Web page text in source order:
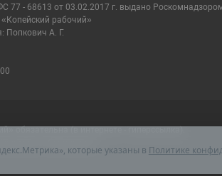
77 - 68613 от 03.02.2017 г. выдано
рабочий»
Попкович А. Г.
обязательна (в интернете - гиперссылка).
которые указаны в Политике